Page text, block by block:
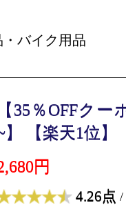
バイク用品
【35％OFFクー
】 【楽天1位】
円
4.26点 /